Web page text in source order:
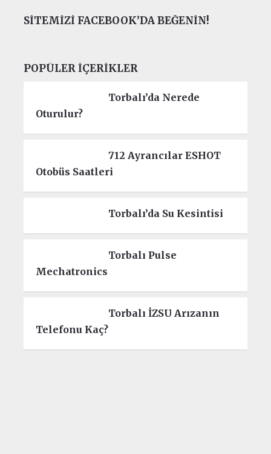
SITEMIZI FACEBOOK’DA BEĞENIN!
POPÜLER İÇERIKLER
Torbalı’da Nerede
Oturulur?
712 Ayrancılar ESHOT
Otobüs Saatleri
Torbalı’da Su Kesintisi
Torbalı Pulse
Mechatronics
Torbalı İZSU Arızanın
Telefonu Kaç?